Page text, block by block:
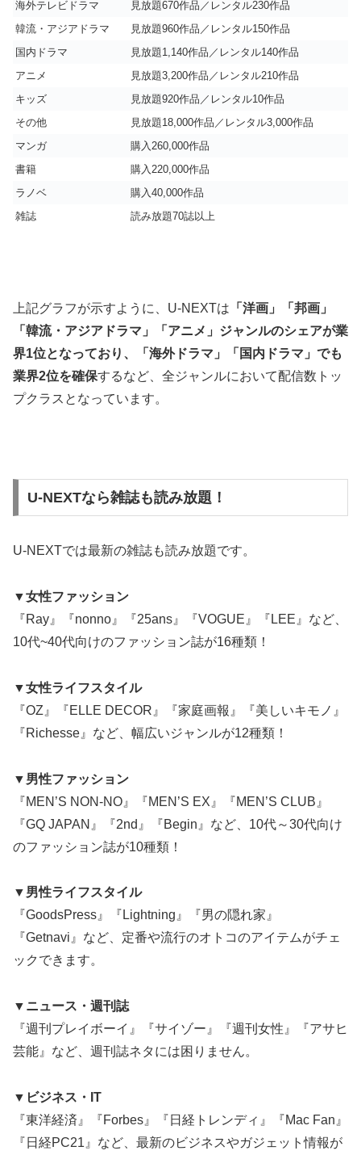
海外テレビドラマ
見放題670作品／レンタル230作品
韓流・アジアドラマ
見放題960作品／レンタル150作品
国内ドラマ
見放題1,140作品／レンタル140作品
アニメ
見放題3,200作品／レンタル210作品
キッズ
見放題920作品／レンタル10作品
その他
見放題18,000作品／レンタル3,000作品
マンガ
購入260,000作品
書籍
購入220,000作品
ラノベ
購入40,000作品
雑誌
読み放題70誌以上
上記グラフが示すように、U-NEXTは 「洋画」「邦画」
「韓流・アジアドラマ」「アニメ」ジャンルのシェアが業
界1位となっており、「海外ドラマ」「国内ドラマ」でも
業界2位を確保するなど、全ジャンルにおいて配信数トッ
プクラスとなっています。
U-NEXTなら雑誌も読み放題！
U-NEXTでは最新の雑誌も読み放題です。
▼女性ファッション
『Ray』『nonno』『25ans』『VOGUE』『LEE』など、
10代~40代向けのファッション誌が16種類！
▼女性ライフスタイル
『OZ』『ELLE DECOR』『家庭画報』『美しいキモノ』
『Richesse』など、幅広いジャンルが12種類！
▼男性ファッション
『MEN’S NON-NO』『MEN’S EX』『MEN’S CLUB』
『GQ JAPAN』『2nd』『Begin』など、10代～30代向け
のファッション誌が10種類！
▼男性ライフスタイル
『GoodsPress』『Lightning』『男の隠れ家』
『Getnavi』など、定番や流行のオトコのアイテムがチェ
ックできます。
▼ニュース・週刊誌
『週刊プレイボーイ』『サイゾー』『週刊女性』『アサヒ
芸能』など、週刊誌ネタには困りません。
▼ビジネス・IT
『東洋経済』『Forbes』『日経トレンディ』『Mac Fan』
『日経PC21』など、最新のビジネスやガジェット情報が